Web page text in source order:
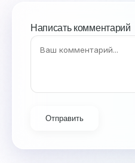
Написать комментарий
Отправить